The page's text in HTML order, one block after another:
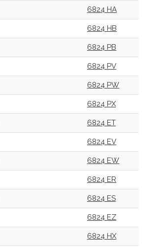
6824 HA
6824 HB
6824 PB
6824 PV
6824 PW
6824 PX
6824 ET
6824 EV
6824 EW
6824 ER
6824 ES
6824 EZ
6824 HX